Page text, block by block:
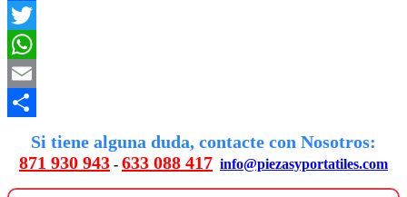
Facebook
Twitter
WhatsApp
Email
Si tiene alguna duda, contacte con Nosotros:
871 930 943 - 633 088 417 info@piezasyportatiles.com